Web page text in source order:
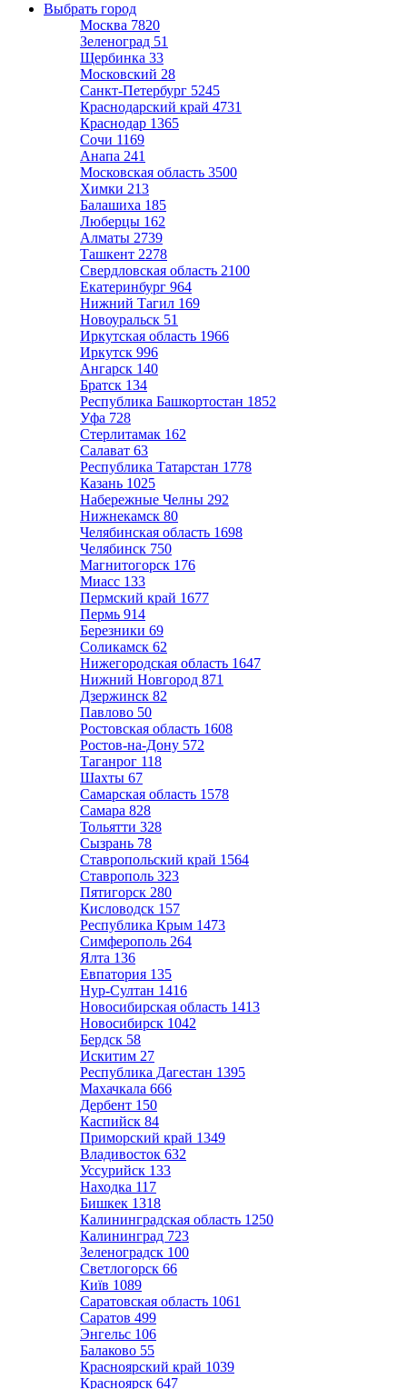
Выбрать город
Москва 7820
Зеленоград 51
Щербинка 33
Московский 28
Санкт-Петербург 5245
Краснодарский край 4731
Краснодар 1365
Сочи 1169
Анапа 241
Московская область 3500
Химки 213
Балашиха 185
Люберцы 162
Алматы 2739
Ташкент 2278
Свердловская область 2100
Екатеринбург 964
Нижний Тагил 169
Новоуральск 51
Иркутская область 1966
Иркутск 996
Ангарск 140
Братск 134
Республика Башкортостан 1852
Уфа 728
Стерлитамак 162
Салават 63
Республика Татарстан 1778
Казань 1025
Набережные Челны 292
Нижнекамск 80
Челябинская область 1698
Челябинск 750
Магнитогорск 176
Миасс 133
Пермский край 1677
Пермь 914
Березники 69
Соликамск 62
Нижегородская область 1647
Нижний Новгород 871
Дзержинск 82
Павлово 50
Ростовская область 1608
Ростов-на-Дону 572
Таганрог 118
Шахты 67
Самарская область 1578
Самара 828
Тольятти 328
Сызрань 78
Ставропольский край 1564
Ставрополь 323
Пятигорск 280
Кисловодск 157
Республика Крым 1473
Симферополь 264
Ялта 136
Евпатория 135
Нур-Султан 1416
Новосибирская область 1413
Новосибирск 1042
Бердск 58
Искитим 27
Республика Дагестан 1395
Махачкала 666
Дербент 150
Каспийск 84
Приморский край 1349
Владивосток 632
Уссурийск 133
Находка 117
Бишкек 1318
Калининградская область 1250
Калининград 723
Зеленоградск 100
Светлогорск 66
Київ 1089
Саратовская область 1061
Саратов 499
Энгельс 106
Балаково 55
Красноярский край 1039
Красноярск 647